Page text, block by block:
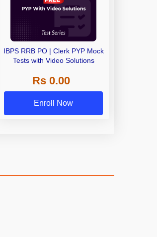
IBPS RRB PO | Clerk PYP Mock
Tests with Video Solutions
Rs 0.00
Enroll Now